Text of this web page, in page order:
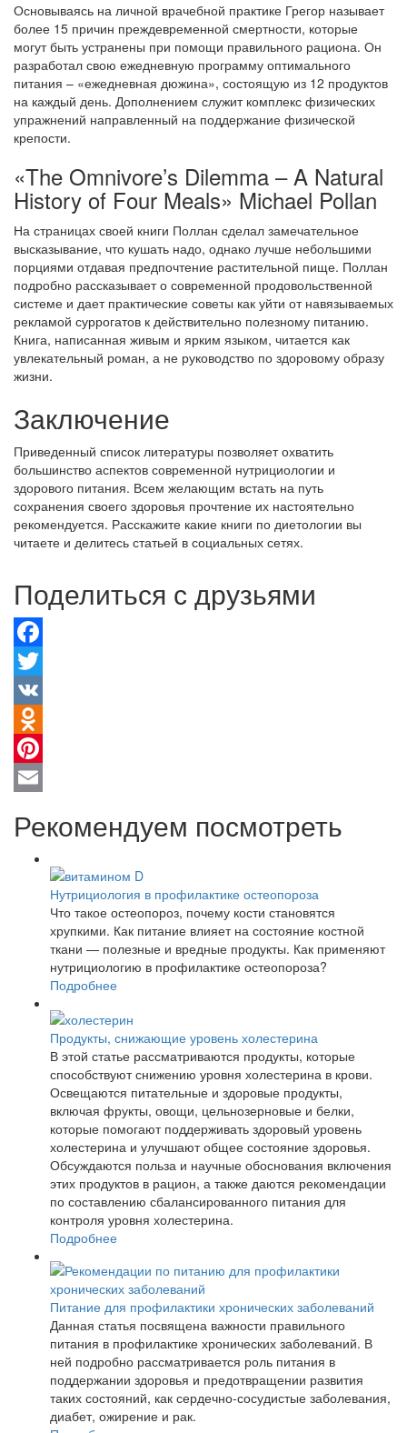
Основываясь на личной врачебной практике Грегор называет
более 15 причин преждевременной смертности, которые
могут быть устранены при помощи правильного рациона. Он
разработал свою ежедневную программу оптимального
питания – «ежедневная дюжина», состоящую из 12 продуктов
на каждый день. Дополнением служит комплекс физических
упражнений направленный на поддержание физической
крепости.
«The Omnivore’s Dilemma – A Natural
History of Four Meals» Michael Pollan
На страницах своей книги Поллан сделал замечательное
высказывание, что кушать надо, однако лучше небольшими
порциями отдавая предпочтение растительной пище. Поллан
подробно рассказывает о современной продовольственной
системе и дает практические советы как уйти от навязываемых
рекламой суррогатов к действительно полезному питанию.
Книга, написанная живым и ярким языком, читается как
увлекательный роман, а не руководство по здоровому образу
жизни.
Заключение
Приведенный список литературы позволяет охватить
большинство аспектов современной нутрициологии и
здорового питания. Всем желающим встать на путь
сохранения своего здоровья прочтение их настоятельно
рекомендуется. Расскажите какие книги по диетологии вы
читаете и делитесь статьей в социальных сетях.
Поделиться с друзьями
Facebook
Twitter
VK
Odnoklassniki
Pinterest
Рекомендуем посмотреть
Нутрициология в профилактике остеопороза
Что такое остеопороз, почему кости становятся
хрупкими. Как питание влияет на состояние костной
ткани — полезные и вредные продукты. Как применяют
нутрициологию в профилактике остеопороза?
Подробнее
Продукты, снижающие уровень холестерина
В этой статье рассматриваются продукты, которые
способствуют снижению уровня холестерина в крови.
Освещаются питательные и здоровые продукты,
включая фрукты, овощи, цельнозерновые и белки,
которые помогают поддерживать здоровый уровень
холестерина и улучшают общее состояние здоровья.
Обсуждаются польза и научные обоснования включения
этих продуктов в рацион, а также даются рекомендации
по составлению сбалансированного питания для
контроля уровня холестерина.
Подробнее
Питание для профилактики хронических заболеваний
Данная статья посвящена важности правильного
питания в профилактике хронических заболеваний. В
ней подробно рассматривается роль питания в
поддержании здоровья и предотвращении развития
таких состояний, как сердечно-сосудистые заболевания,
диабет, ожирение и рак.